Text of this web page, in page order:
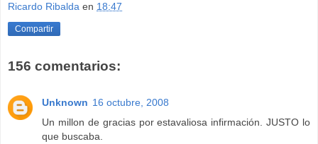
Ricardo Ribalda en 18:47
Compartir
156 comentarios:
Unknown 16 octubre, 2008
Un millon de gracias por estavaliosa infirmación. JUSTO lo
que buscaba.